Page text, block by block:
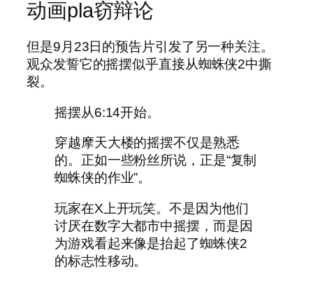
动画pla窃辩论
但是9月23日的预告片引发了另一种关注。
观众发誓它的摇摆似乎直接从蜘蛛侠2中撕
裂。
摇摆从6:14开始。
穿越摩天大楼的摇摆不仅是熟悉
的。正如一些粉丝所说，正是“复制
蜘蛛侠的作业”。
玩家在X上开玩笑。不是因为他们
讨厌在数字大都市中摇摆，而是因
为游戏看起来像是抬起了蜘蛛侠2
的标志性移动。